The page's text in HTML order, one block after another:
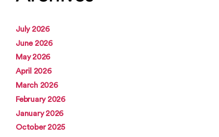
July 2026
June 2026
May 2026
April 2026
March 2026
February 2026
January 2026
October 2025